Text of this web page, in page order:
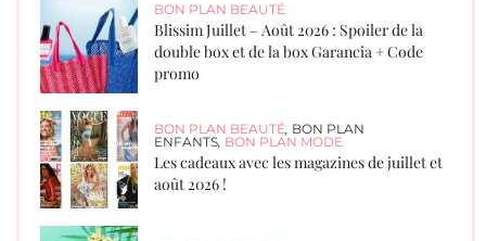
BON PLAN BEAUTÉ
Blissim Juillet – Août 2026 : Spoiler de la
double box et de la box Garancia + Code
promo
BON PLAN BEAUTÉ, BON PLAN
ENFANTS, BON PLAN MODE
Les cadeaux avec les magazines de juillet et
août 2026 !